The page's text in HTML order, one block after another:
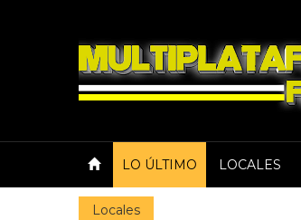
LO ÚLTIMO LOCALES
Locales